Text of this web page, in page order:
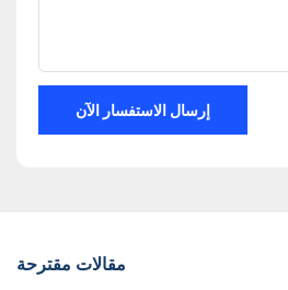
إرسال الاستفسار الآن
مقالات مقترحة